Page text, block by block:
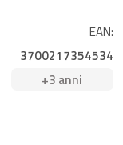
EAN:
3700217354534
+3 anni